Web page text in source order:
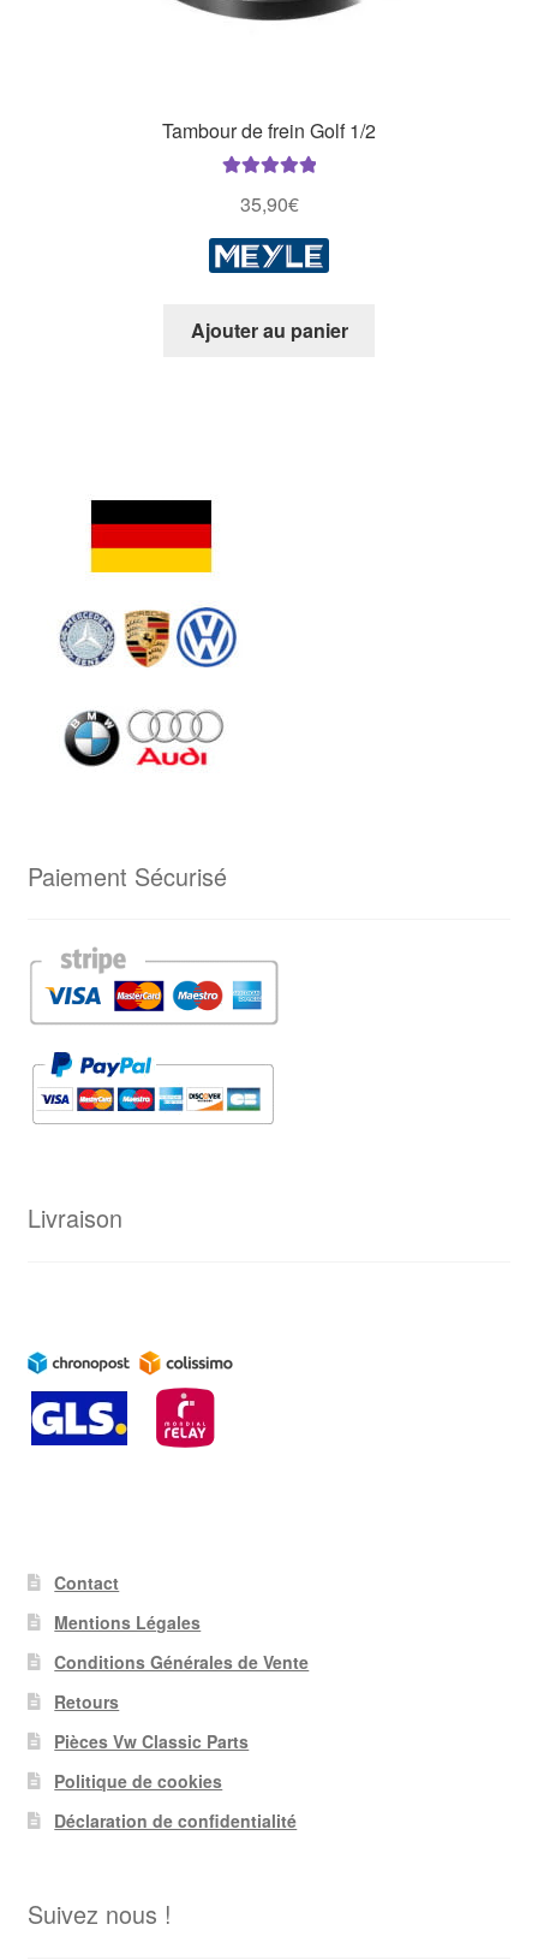
Tambour de frein Golf 1/2
5
35,90€
Ajouter au panier
Paiement Sécurisé
Livraison
Contact
Mentions Légales
Conditions Générales de Vente
Retours
Pièces Vw Classic Parts
Politique de cookies
Déclaration de confidentialité
Suivez nous !